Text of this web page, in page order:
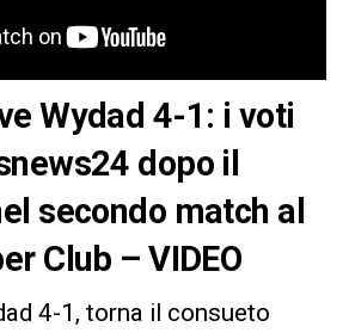
Wydad 4-1: i voti
dopo il
secondo match al
Club – VIDEO
4-1, torna il consueto